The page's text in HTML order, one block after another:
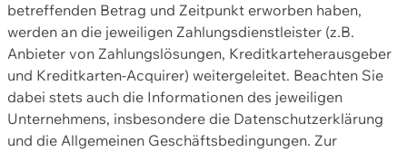
betreffenden Betrag und Zeitpunkt erworben haben,
werden an die jeweiligen Zahlungsdienstleister (z.B.
Anbieter von Zahlungslösungen, Kreditkarteherausgeber
und Kreditkarten-Acquirer) weitergeleitet. Beachten Sie
dabei stets auch die Informationen des jeweiligen
Unternehmens, insbesondere die Datenschutzerklärung
und die Allgemeinen Geschäftsbedingungen. Zur